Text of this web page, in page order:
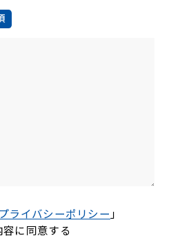
プライバシーポリシー 」
容に同意する